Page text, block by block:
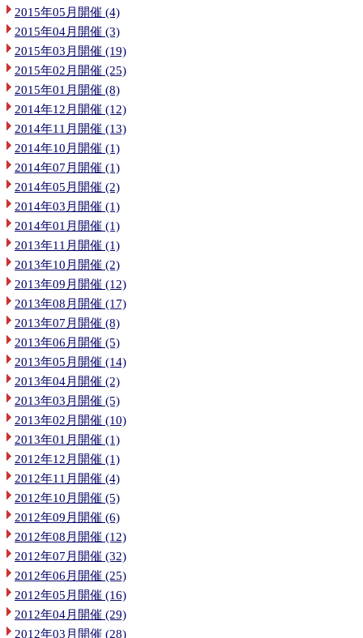
2015年05月開催 (4)
2015年04月開催 (3)
2015年03月開催 (19)
2015年02月開催 (25)
2015年01月開催 (8)
2014年12月開催 (12)
2014年11月開催 (13)
2014年10月開催 (1)
2014年07月開催 (1)
2014年05月開催 (2)
2014年03月開催 (1)
2014年01月開催 (1)
2013年11月開催 (1)
2013年10月開催 (2)
2013年09月開催 (12)
2013年08月開催 (17)
2013年07月開催 (8)
2013年06月開催 (5)
2013年05月開催 (14)
2013年04月開催 (2)
2013年03月開催 (5)
2013年02月開催 (10)
2013年01月開催 (1)
2012年12月開催 (1)
2012年11月開催 (4)
2012年10月開催 (5)
2012年09月開催 (6)
2012年08月開催 (12)
2012年07月開催 (32)
2012年06月開催 (25)
2012年05月開催 (16)
2012年04月開催 (29)
2012年03月開催 (28)